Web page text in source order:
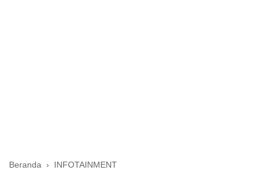
Beranda › INFOTAINMENT